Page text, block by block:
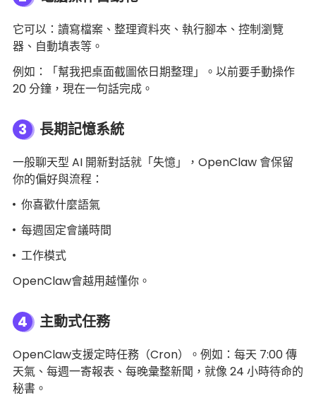
它可以：讀寫檔案、整理資料夾、執行腳本、控制瀏覽
器、自動填表等。
例如：「幫我把桌面截圖依日期整理」。以前要手動操作
20 分鐘，現在一句話完成。
3 長期記憶系統
一般聊天型 AI 開新對話就「失憶」，OpenClaw 會保留
你的偏好與流程：
你喜歡什麼語氣
每週固定會議時間
工作模式
OpenClaw會越用越懂你。
4 主動式任務
OpenClaw支援定時任務（Cron）。例如：每天 7:00 傳
天氣、每週一寄報表、每晚彙整新聞，就像 24 小時待命的
秘書。